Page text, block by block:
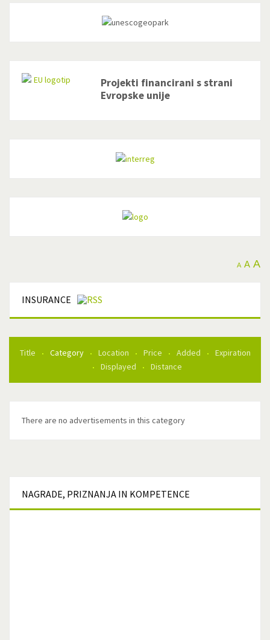
Projekti financirani s strani
Evropske unije
A A A
INSURANCE
Title Category Location Price Added
Expiration
Displayed
Distance
There are no advertisements in this category
NAGRADE, PRIZNANJA IN KOMPETENCE